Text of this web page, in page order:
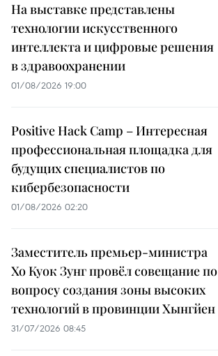
На выставке представлены
технологии искусственного
интеллекта и цифровые решения
в здравоохранении
01/08/2026 19:00
Positive Hack Camp – Интересная
профессиональная площадка для
будущих специалистов по
кибербезопасности
01/08/2026 02:20
Заместитель премьер-министра
Хо Куок Зунг провёл совещание по
вопросу создания зоны высоких
технологий в провинции Хынгйен
31/07/2026 08:45